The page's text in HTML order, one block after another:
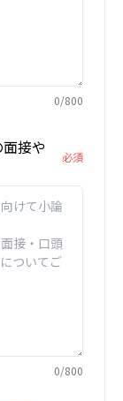
0/800
接や
必須
0/800